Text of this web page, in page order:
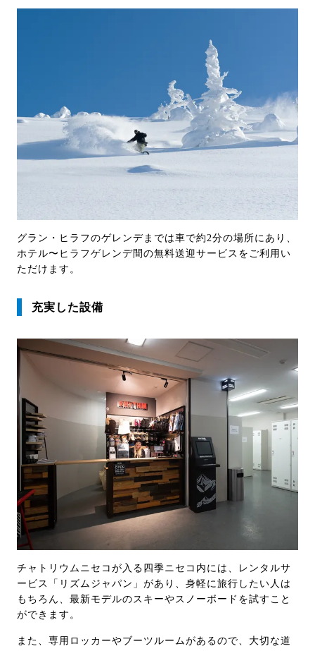
グラン・ヒラフのゲレンデまでは車で約2分の場所にあり、
ホテル〜ヒラフゲレンデ間の無料送迎サービスをご利用い
ただけます。
充実した設備
チャトリウムニセコが入る四季ニセコ内には、レンタルサ
ービス「リズムジャパン」があり、身軽に旅行したい人は
もちろん、最新モデルのスキーやスノーボードを試すこと
ができます。
また、専用ロッカーやブーツルームがあるので、大切な道